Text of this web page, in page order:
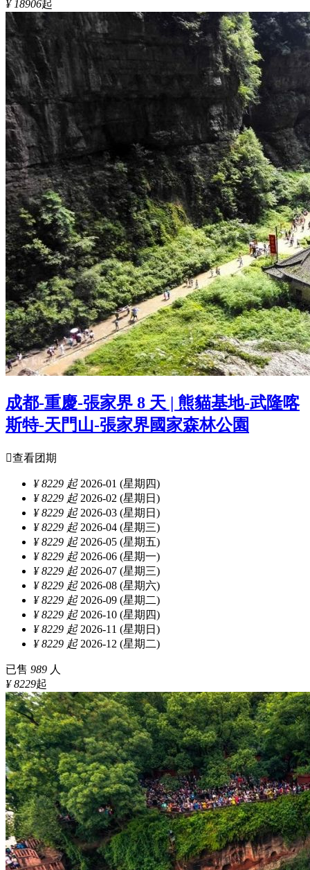
¥ 18906起
成都-重慶-張家界 8 天 | 熊貓基地-武隆喀
斯特-天門山-張家界國家森林公園
查看团期
¥ 8229 起2026-01 (星期四)
¥ 8229 起2026-02 (星期日)
¥ 8229 起2026-03 (星期日)
¥ 8229 起2026-04 (星期三)
¥ 8229 起2026-05 (星期五)
¥ 8229 起2026-06 (星期一)
¥ 8229 起2026-07 (星期三)
¥ 8229 起2026-08 (星期六)
¥ 8229 起2026-09 (星期二)
¥ 8229 起2026-10 (星期四)
¥ 8229 起2026-11 (星期日)
¥ 8229 起2026-12 (星期二)
已售 989 人
¥ 8229起